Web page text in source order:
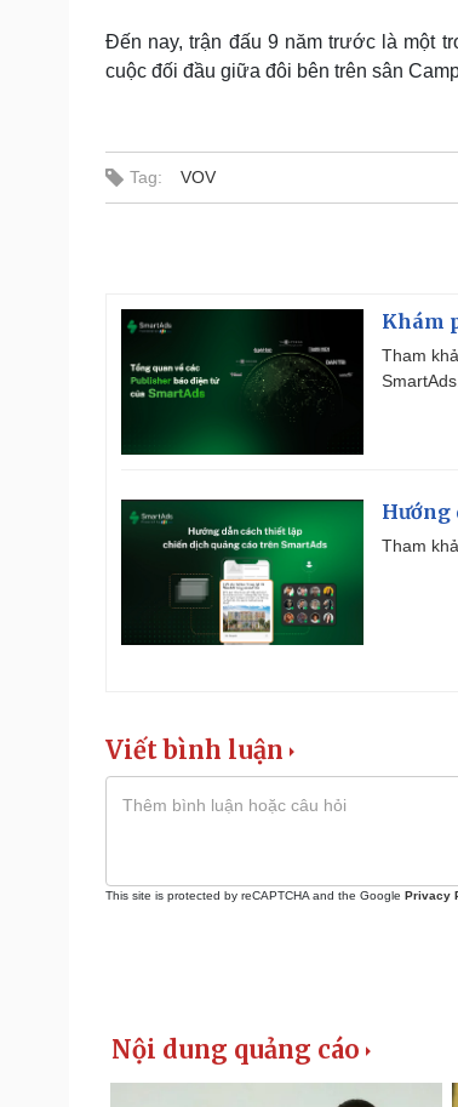
Đến nay, trận đấu 9 năm trước là một
cuộc đối đầu giữa đôi bên trên sân
Tag: VOV
Khám
Tham
SmartAds.
Hướng
Tham
Viết bình luận
This site is protected by reCAPTCHA and the Google Privacy